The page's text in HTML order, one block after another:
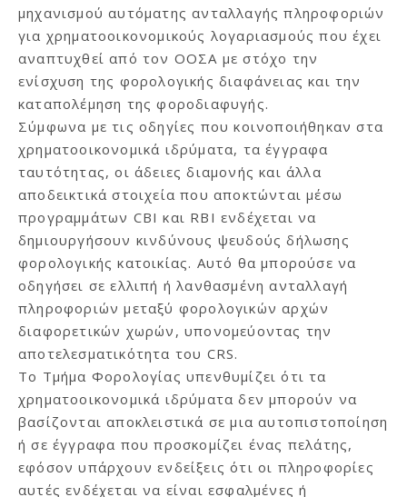
μηχανισμού αυτόματης ανταλλαγής πληροφοριών
για χρηματοοικονομικούς λογαριασμούς που έχει
αναπτυχθεί από τον ΟΟΣΑ με στόχο την
ενίσχυση της φορολογικής διαφάνειας και την
καταπολέμηση της φοροδιαφυγής.
Σύμφωνα με τις οδηγίες που κοινοποιήθηκαν στα
χρηματοοικονομικά ιδρύματα, τα έγγραφα
ταυτότητας, οι άδειες διαμονής και άλλα
αποδεικτικά στοιχεία που αποκτώνται μέσω
προγραμμάτων CBI και RBI ενδέχεται να
δημιουργήσουν κινδύνους ψευδούς δήλωσης
φορολογικής κατοικίας. Αυτό θα μπορούσε να
οδηγήσει σε ελλιπή ή λανθασμένη ανταλλαγή
πληροφοριών μεταξύ φορολογικών αρχών
διαφορετικών χωρών, υπονομεύοντας την
αποτελεσματικότητα του CRS.
Το Τμήμα Φορολογίας υπενθυμίζει ότι τα
χρηματοοικονομικά ιδρύματα δεν μπορούν να
βασίζονται αποκλειστικά σε μια αυτοπιστοποίηση
ή σε έγγραφα που προσκομίζει ένας πελάτης,
εφόσον υπάρχουν ενδείξεις ότι οι πληροφορίες
αυτές ενδέχεται να είναι εσφαλμένες ή